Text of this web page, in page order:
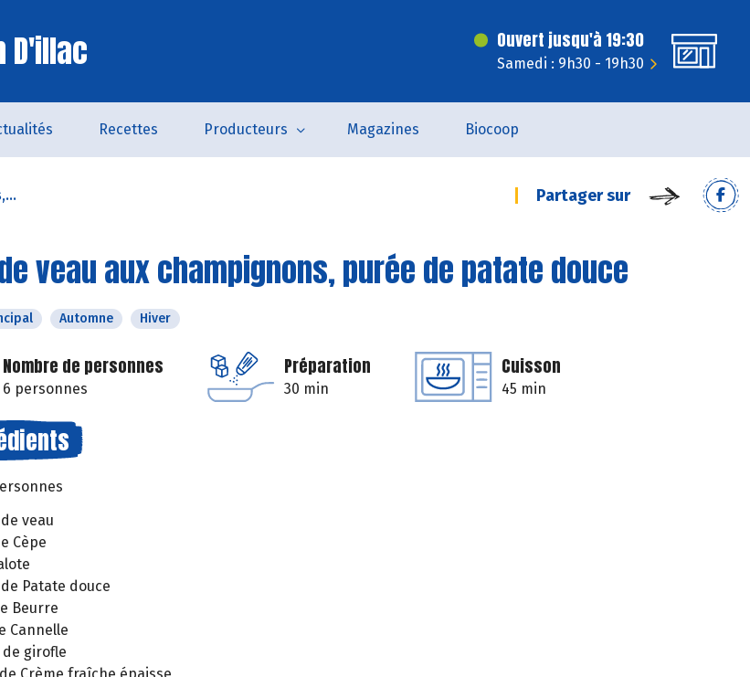
D'illac Ouvert jusqu'à 19:30
Samedi : 9h30 - 19h30
Recettes Producteurs Magazines Biocoop
Partager sur
veau aux champignons, purée de patate douce
Automne Hiver
Nombre de personnes
6 personnes
Préparation
30 min
Cuisson
45 min
veau
Cèpe
Patate douce
Beurre
Cannelle
de girofle